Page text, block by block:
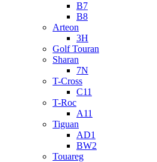
B7
B8
Arteon
3H
Golf Touran
Sharan
7N
T-Cross
C11
T-Roc
A11
Tiguan
AD1
BW2
Touareg